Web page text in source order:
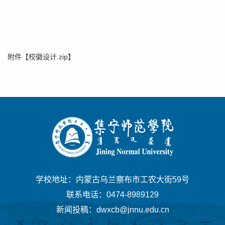
附件【校徽设计.zip】
学校地址：内蒙古乌兰察布市工农大街59号
联系电话：0474-8989129
新闻投稿：dwxcb@jnnu.edu.cn